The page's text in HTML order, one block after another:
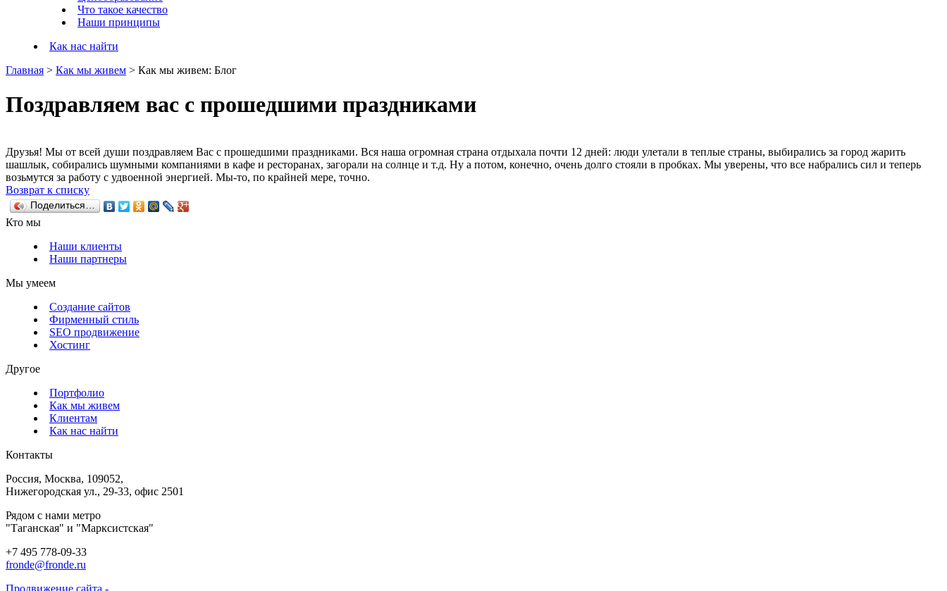
Что такое качество
Наши принципы
Как нас найти
Главная > Как мы живем > Как мы живем: Блог
Поздравляем вас с прошедшими праздниками
Друзья! Мы от всей души поздравляем Вас с прошедшими праздниками. Вся наша огромная страна отдыхала почти 12 дней: люди улетали в теплые страны, выбирались за город жарить
шашлык, собирались шумными компаниями в кафе и ресторанах, загорали на солнце и т.д. Ну а потом, конечно, очень долго стояли в пробках. Мы уверены, что все набрались сил и теперь
возьмутся за работу с удвоенной энергией. Мы-то, по крайней мере, точно.
Возврат к списку
Поделиться…
Кто мы
Наши клиенты
Наши партнеры
Мы умеем
Создание сайтов
Фирменный стиль
SEO продвижение
Хостинг
Другое
Портфолио
Как мы живем
Клиентам
Как нас найти
Контакты
Россия, Москва, 109052,
Нижегородская ул., 29-33, офис 2501
Рядом с нами метро
"Таганская" и "Марксистская"
+7 495 778-09-33
fronde@fronde.ru
Продвижение сайта -